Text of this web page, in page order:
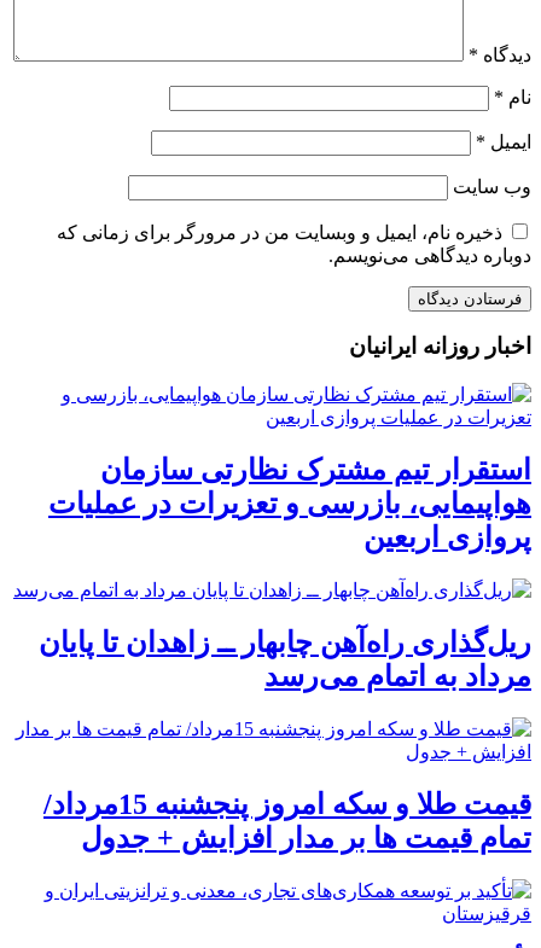
دیدگاه *
نام *
ایمیل *
وب‌ سایت
ذخیره نام، ایمیل و وبسایت من در مرورگر برای زمانی که
دوباره دیدگاهی می‌نویسم.
اخبار روزانه ایرانیان
استقرار تیم مشترک نظارتی سازمان
هواپیمایی، بازرسی و تعزیرات در عملیات
پروازی اربعین
ریل‌گذاری راه‌آهن چابهار ــ زاهدان تا پایان
مرداد به اتمام می‌رسد
قیمت طلا و سکه امروز پنجشنبه 15مرداد/
تمام قیمت ها بر مدار افزایش + جدول